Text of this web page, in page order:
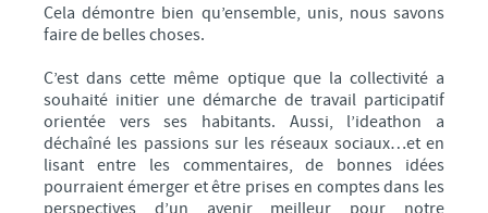
Cela démontre bien qu’ensemble, unis, nous savons
faire de belles choses.
C’est dans cette même optique que la collectivité a
souhaité initier une démarche de travail participatif
orientée vers ses habitants. Aussi, l’ideathon a
déchaîné les passions sur les réseaux sociaux…et en
lisant entre les commentaires, de bonnes idées
pourraient émerger et être prises en comptes dans les
perspectives d’un avenir meilleur pour notre